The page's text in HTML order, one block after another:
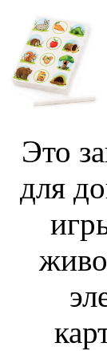
Это
для